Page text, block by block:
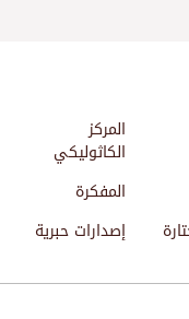
المركز
الكاثوليكي
المفكرة
إصدارات حبرية